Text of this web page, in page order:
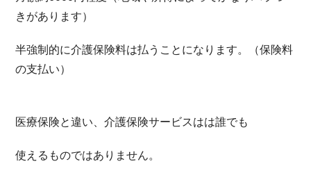
きがあります）
半強制的に介護保険料は払うことになります。（保険料
の支払い）
医療保険と違い、介護保険サービスはは誰でも
使えるものではありません。